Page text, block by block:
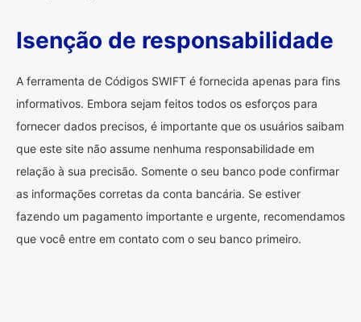
Isenção de responsabilidade
A ferramenta de Códigos SWIFT é fornecida apenas para fins
informativos. Embora sejam feitos todos os esforços para
fornecer dados precisos, é importante que os usuários saibam
que este site não assume nenhuma responsabilidade em
relação à sua precisão. Somente o seu banco pode confirmar
as informações corretas da conta bancária. Se estiver
fazendo um pagamento importante e urgente, recomendamos
que você entre em contato com o seu banco primeiro.